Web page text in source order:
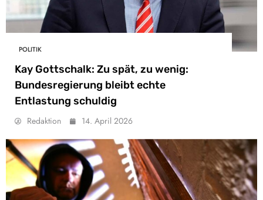
POLITIK
Kay Gottschalk: Zu spät, zu wenig:
Bundesregierung bleibt echte
Entlastung schuldig
Redaktion 14. April 2026